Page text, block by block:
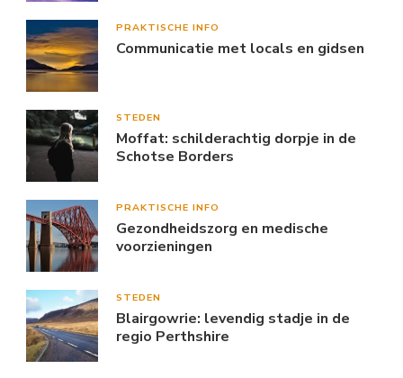
PRAKTISCHE INFO
Communicatie met locals en gidsen
STEDEN
Moffat: schilderachtig dorpje in de
Schotse Borders
PRAKTISCHE INFO
Gezondheidszorg en medische
voorzieningen
STEDEN
Blairgowrie: levendig stadje in de
regio Perthshire